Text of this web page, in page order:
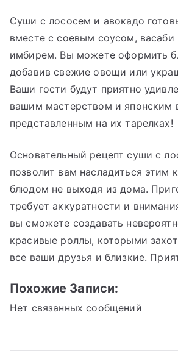
Суши с лососем и авокадо
вместе с соевым соусом,
имбирем. Вы можете оформить
добавив свежие овощи или
Ваши гости будут приятно
вашим мастерством и японским
представленным на их тарелках!
Основательный рецепт суши с
позволит вам насладиться этим
блюдом не выходя из дома.
требует аккуратности и
вы сможете создавать
красивые роллы, которыми
все ваши друзья и близкие.
Похожие Записи:
Нет связанных сообщений